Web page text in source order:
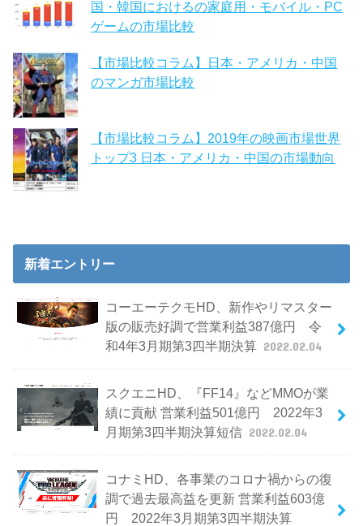
国・韓国におけるの家庭用・モバイル・PC
ゲームの市場比較
【市場比較コラム】日本・アメリカ・中国
のマンガ市場比較
【市場比較コラム】2019年の映画市場世界
トップ3 日本・アメリカ・中国の市場動向
新着エントリー
コーエーテクモHD、新作やリマスター
版の販売好調で営業利益387億円 令
和4年3月期第3四半期決算 2022.02.04
スクエニHD、『FF14』などMMOが業
績に貢献 営業利益501億円 2022年3
月期第3四半期決算短信 2022.02.04
コナミHD、各事業のコロナ禍からの復
調で過去最高益を更新 営業利益603億
円 2022年3月期第3四半期決算